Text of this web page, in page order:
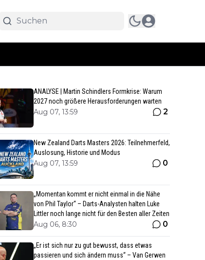
ANALYSE | Martin Schindlers Formkrise: Warum
2027 noch größere Herausforderungen warten
Aug 07, 13:59 2
New Zealand Darts Masters 2026: Teilnehmerfeld,
Auslosung, Historie und Modus
Aug 07, 13:59 0
„Momentan kommt er nicht einmal in die Nähe
von Phil Taylor“ – Darts-Analysten halten Luke
Littler noch lange nicht für den Besten aller Zeiten
Aug 06, 8:30 0
„Er ist sich nur zu gut bewusst, dass etwas
passieren und sich ändern muss“ – Van Gerwen